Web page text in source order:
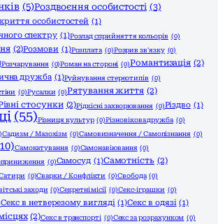
(5)Роздвоєння особистості (3)
особистостей (1)
спектру (1)Розлад сприйняття кольорів (0)
(2)Розмови (1)Розплата (0)Розрив зв'язку (0)
Розчарування (0)Роман на стороні (0)Романтизація (2)
дружба (1)Руйнування стереотипів (0)
(0)Русалки (0)Рятування життя (2)
стосунки (2)Рідкісні захворювання (0)Різдво (1)
(55)Різниця культур (0)Різновікова дружба (0)
Садизм / Мазохізм (0)Самовизначення / Самопізнання (0)
Самокатування (0)Самонавіювання (0)
(0)Самосуд (1)Самотність (2)
(0)Сварки / Конфлікти (0)Свобода (0)
заходи (0)Секретні місії (0)Секс-іграшки (0)
Секс в нетверезому вигляді (1)Секс в одязі (1)
(2)Секс в транспорті (0)Секс за розрахунком (0)